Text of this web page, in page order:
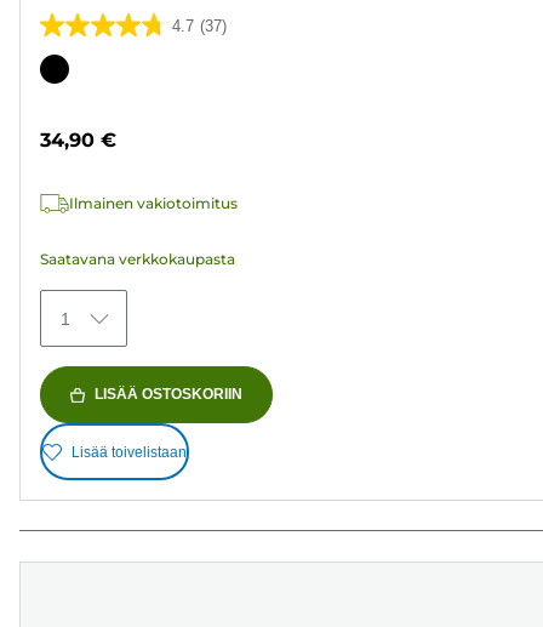
4.7 (37)
4.7/5
tähteä.
Värikasetti
34,90 €
Ilmainen vakiotoimitus
Saatavana verkkokaupasta
1
LISÄÄ OSTOSKORIIN
Lisää toivelistaan